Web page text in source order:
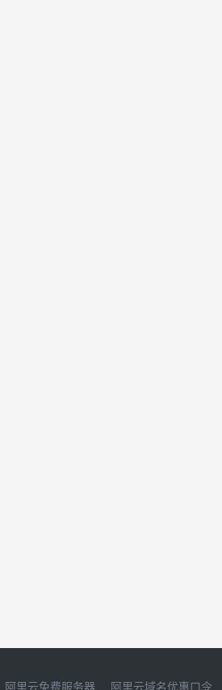
阿里云免费服务器 阿里云域名优惠口令